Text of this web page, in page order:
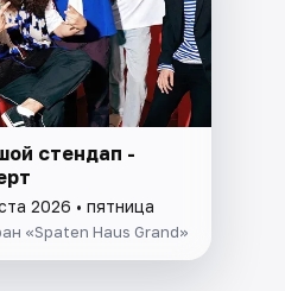
стендап -
2026 • пятница
«Spaten Haus Grand»